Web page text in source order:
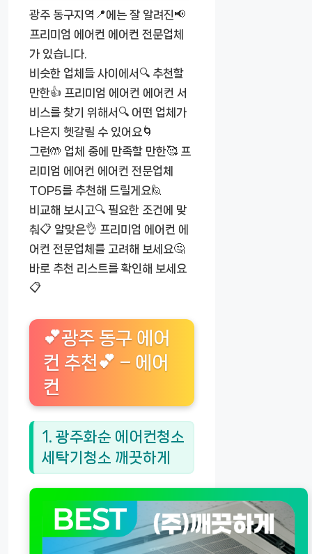
광주 동구지역📍에는 잘 알려진📢
프리미엄 에어컨 에어컨 전문업체
가 있습니다.
비슷한 업체들 사이에서🔍 추천할
만한👍 프리미엄 에어컨 에어컨 서
비스를 찾기 위해서🔍 어떤 업체가
나은지 헷갈릴 수 있어요🌀
그런🤲 업체 중에 만족할 만한🥰 프
리미엄 에어컨 에어컨 전문업체
TOP5를 추천해 드릴게요🙋
비교해 보시고🔍 필요한 조건에 맞
춰📋 알맞은👌 프리미엄 에어컨 에
어컨 전문업체를 고려해 보세요🤔
바로 추천 리스트를 확인해 보세요
📋
💕광주 동구 에어
컨 추천💕 – 에어
컨
1. 광주화순 에어컨청소
세탁기청소 깨끗하게